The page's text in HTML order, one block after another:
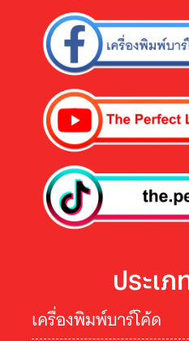
ประเ
เครื่องพิมพ์บาร์โค้ด